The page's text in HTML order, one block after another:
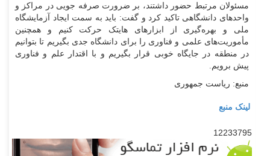
مسئولان مرتبط حضور داشتند، بر ضرورت صرفه جویی در مراکز و
واحدهای دانشگاهی تاکید کرد و گفت: باید به سمت ایجاد آزمایشگاه
ملی و بهره‌گیری از ابزارهای هایتک حرکت کنیم و همچنین
مأموریت‌های علمی و فناوری را برای دانشگاه جدی بگیریم تا بتوانیم
در منطقه در جایگاه خوبی قرار بگیریم و با اقتدار علم و فناوری
پیش برویم.
منبع: ریاست جمهوری
لینک منبع
12233795